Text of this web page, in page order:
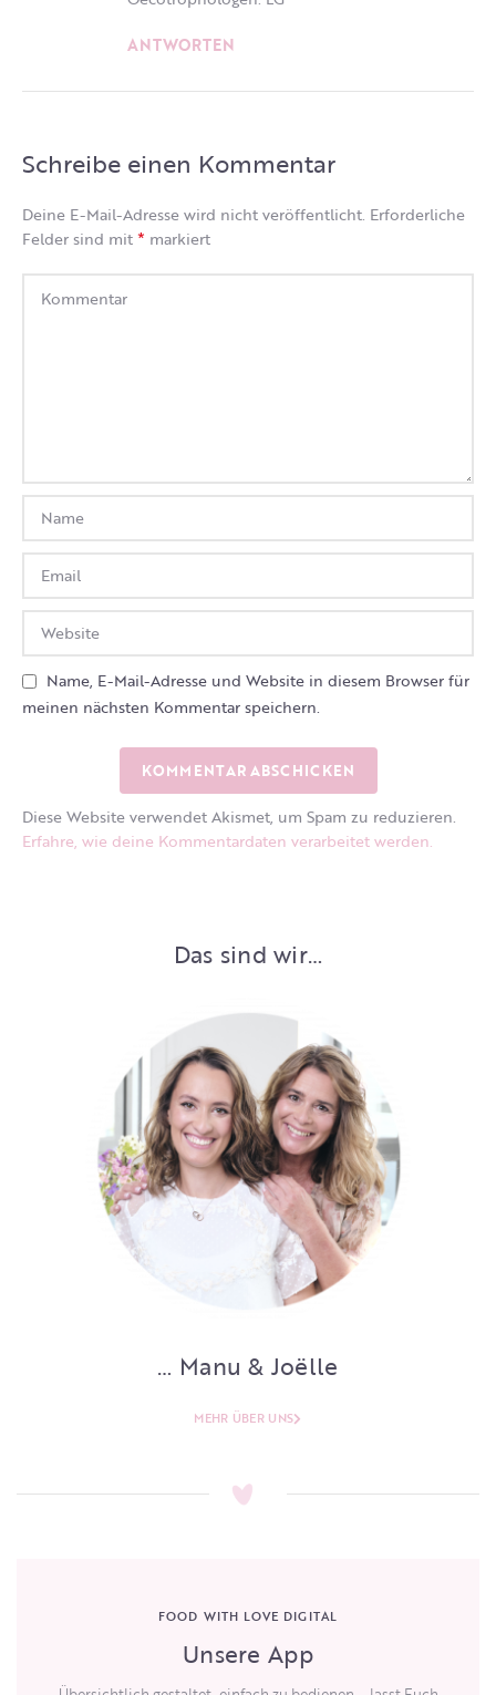
ANTWORTEN
Schreibe einen Kommentar
Deine E-Mail-Adresse wird nicht veröffentlicht. Erforderliche
Felder sind mit* markiert
Name, E-Mail-Adresse und Website in diesem Browser für
meinen nächsten Kommentar speichern.
Diese Website verwendet Akismet, um Spam zu reduzieren.
Erfahre, wie deine Kommentardaten verarbeitet werden.
Das sind wir…
… Manu & Joëlle
MEHR ÜBER UNS
FOOD WITH LOVE DIGITAL
Unsere App